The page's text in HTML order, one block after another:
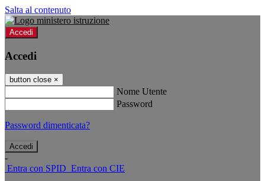
Salta al contenuto
Accedi
Accedi
button close ×
Nome Utente
Password
Password dimenticata?
-
Entra con SPID Entra con CIE